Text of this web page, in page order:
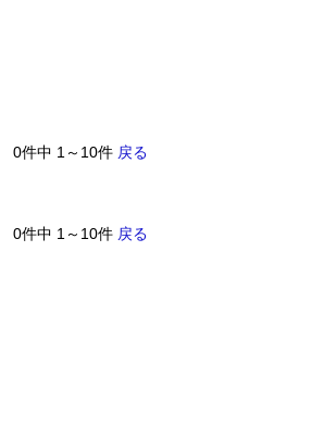
0件中 1～10件 戻る
0件中 1～10件 戻る